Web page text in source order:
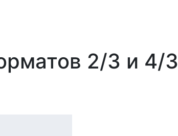
2/3 и 4/3